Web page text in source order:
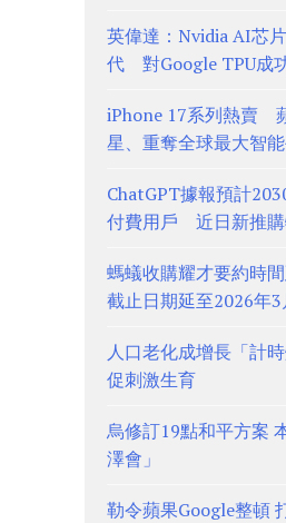
英偉達：Nvidia AI芯
代 對Google TPU成
iPhone 17系列熱賣
星、重奪全球最大智
ChatGPT據報預計
付費用戶 近日新推
螞蟻收購耀才要約時
截止日期延至2026年3
人口老化成增長「計
促刺激生育
烏修訂19點和平方案
澤會」
勒令蘋果Google整頓